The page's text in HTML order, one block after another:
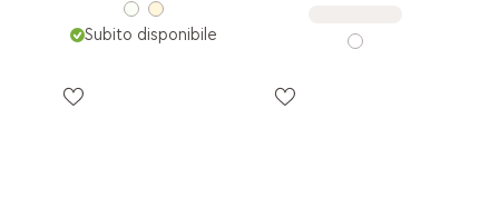
Subito disponibile